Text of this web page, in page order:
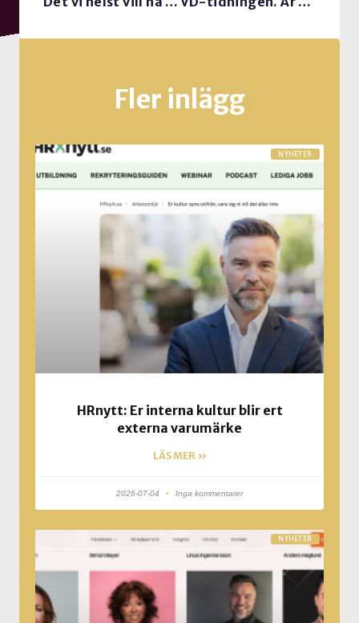
Fler inlägg
NYHETER
HRnytt: Er interna kultur blir ert
externa varumärke
LÄS MER »
2026-07-04 Inga kommentarer
NYHETER